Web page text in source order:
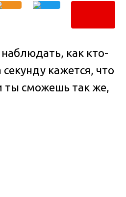
как кто-
кажется, что
ты сможешь так же,